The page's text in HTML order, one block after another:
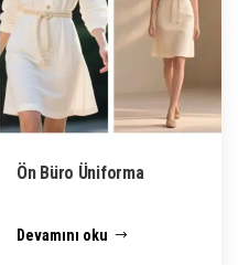
Ön Büro Üniforma
Devamını oku